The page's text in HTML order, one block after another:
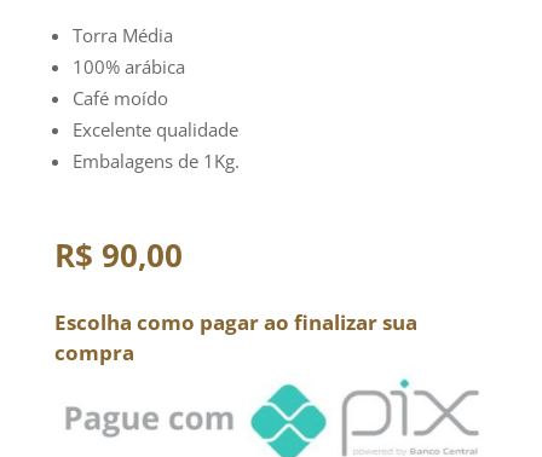
Torra Média
100% arábica
Café moído
Excelente qualidade
Embalagens de 1Kg.
R$ 90,00
Escolha como pagar ao finalizar sua
compra